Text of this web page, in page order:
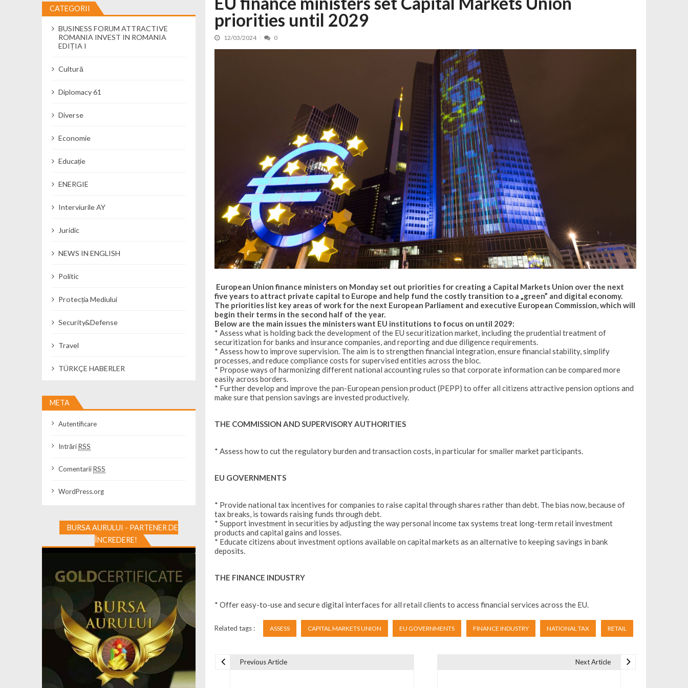
Cseke Attila: Am creat, până în prezent, peste 5.000 de noi locuri în creșe... 15/07/2026
Încă o creșă modernă pentru Alba: 40 de locuri noi la Zlatna prin Programul...
MMAP pune în consultare publică proiectul Catalogului național al zonelor pri... 04/08/2026
priorities until 2029
12/03/2024 0
European Union finance ministers on Monday set out priorities for creating a Capital Markets Union over the next
five years to attract private capital to Europe and help fund the costly transition to a „green” and digital economy.
The priorities list key areas of work for the next European Parliament and executive European Commission, which will
begin their terms in the second half of the year.
Below are the main issues the ministers want EU institutions to focus on until 2029:
* Assess what is holding back the development of the EU securitization market, including the prudential treatment of
securitization for banks and insurance companies, and reporting and due diligence requirements.
* Assess how to improve supervision. The aim is to strengthen financial integration, ensure financial stability, simplify
processes, and reduce compliance costs for supervised entities across the bloc.
* Propose ways of harmonizing different national accounting rules so that corporate information can be compared more
easily across borders.
* Further develop and improve the pan-European pension product (PEPP) to offer all citizens attractive pension options and
make sure that pension savings are invested productively.
THE COMMISSION AND SUPERVISORY AUTHORITIES
* Assess how to cut the regulatory burden and transaction costs, in particular for smaller market participants.
EU GOVERNMENTS
* Provide national tax incentives for companies to raise capital through shares rather than debt. The bias now, because of
tax breaks, is towards raising funds through debt.
* Support investment in securities by adjusting the way personal income tax systems treat long-term retail investment
products and capital gains and losses.
* Educate citizens about investment options available on capital markets as an alternative to keeping savings in bank
deposits.
THE FINANCE INDUSTRY
* Offer easy-to-use and secure digital interfaces for all retail clients to access financial services across the EU.
Related tags : ASSESS CAPITAL MARKETS UNION EU GOVERNMENTS FINANCE INDUSTRY NATIONAL TAX RETAIL
Previous Article Next Article
CATEGORII
BUSINESS FORUM ATTRACTIVE
ROMANIA INVEST IN ROMANIA
EDIȚIA I
Cultură
Diplomacy 61
Diverse
Economie
Educație
ENERGIE
Interviurile AY
Juridic
NEWS IN ENGLISH
Politic
Protecția Mediului
Security&Defense
Travel
TÜRKÇE HABERLER
META
Autentificare
IntrăriRSS
ComentariiRSS
WordPress.org
BURSA AURULUI - PARTENER DE
ÎNCREDERE!